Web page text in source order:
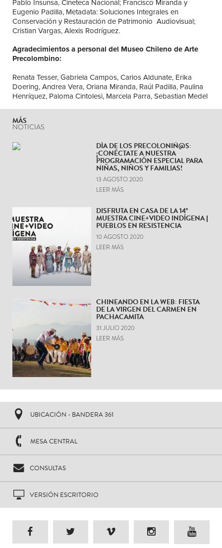
Pablo Insunsa, Cineteca Nacional; Francisco Miranda y
Eugenio Padilla, Metadata: Soluciones Integrales en
Conservación y Restauración de Patrimonio Audiovisual;
Cristian Vargas, Alexis Rodríguez.
Agradecimientos a personal del Museo Chileno de Arte
Precolombino:
Renata Tesser, Gabriela Campos, Carlos Aldunate, Erika
Doering, Andrea Vera, Oriana Miranda, Raúl Padilla, Paulina
Henríquez, Paloma Cintolesi, Marcela Parra, Sebastian Medel
MÁS
NOTICIAS
DÍA DE LOS PRECOLONIÑ@S:
¡CONÉCTATE A NUESTRA
PROGRAMACIÓN ESPECIAL PARA
NIÑAS, NIÑOS Y FAMILIAS!
13 AGOSTO 2020
LEER MÁS
DISFRUTA EN CASA DE LA 14°
MUESTRA CINE+VIDEO INDÍGENA |
PUEBLOS EN RESISTENCIA
10 AGOSTO 2020
LEER MÁS
CHINEANDO EN LA WEB: FIESTA
DE LA VIRGEN DEL CARMEN EN
PACHACAMITA
31 JULIO 2020
LEER MÁS
UBICACIÓN - BANDERA 361
MESA CENTRAL
CONSULTAS
VERSIÓN ESCRITORIO